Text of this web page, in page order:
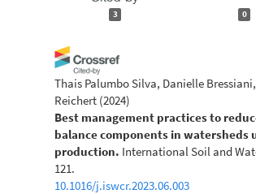
3 0
Thais Palumbo Silva, Danielle
Reichert (2024)
Best management practices to
balance components in watersheds
production. International Soil and
121.
10.1016/j.iswcr.2023.06.003